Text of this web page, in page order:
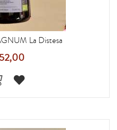
La Distesa